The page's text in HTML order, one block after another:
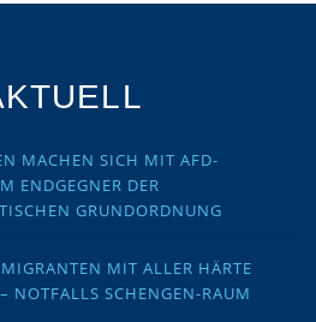
MACHEN SICH MIT AFD-
ENDGEGNER DER
GRUNDORDNUNG
MIT ALLER HÄRTE
NOTFALLS SCHENGEN-RAUM